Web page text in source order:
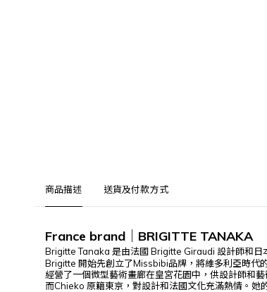
商品描述 送貨及付款方式
France brand｜ BRIGITTE TANAKA
Brigitte Tanaka 是由法國Brigitte Giraudi 設計師和日
Brigitte 開始先創立了Missbibi品牌，將維多利亞時代
經營了一個微型藝術畫廊在皇宮花園中，供設計師和藝
而Chieko 原籍東京，對設計和法國文化充滿熱情。她